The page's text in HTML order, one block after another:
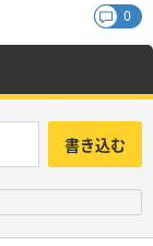
0
書き込む